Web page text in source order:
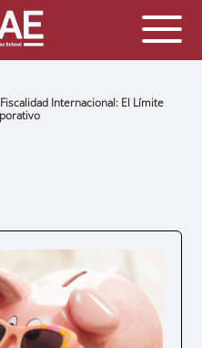
Internacional: El Límite